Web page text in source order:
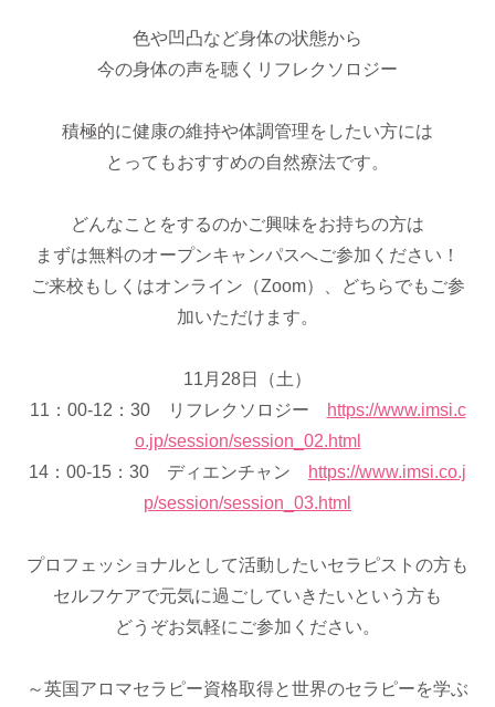
色や凹凸など身体の状態から
今の身体の声を聴くリフレクソロジー
積極的に健康の維持や体調管理をしたい方には
とってもおすすめの自然療法です。
どんなことをするのかご興味をお持ちの方は
まずは無料のオープンキャンパスへご参加ください！
ご来校もしくはオンライン（Zoom）、どちらでもご参
加いただけます。
11月28日（土）
11：00-12：30 リフレクソロジー
https://www.imsi.c
o.jp/session/session_02.html
14：00-15：30 ディエンチャン
https://www.imsi.co.j
p/session/session_03.html
プロフェッショナルとして活動したいセラピストの方も
セルフケアで元気に過ごしていきたいという方も
どうぞお気軽にご参加ください。
～英国アロマセラピー資格取得と世界のセラピーを学ぶ